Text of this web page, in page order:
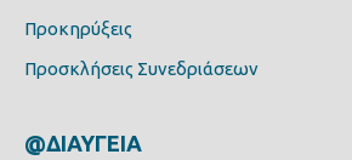
Προκηρύξεις
Προσκλήσεις Συνεδριάσεων
@ΔΙΑΥΓΕΙΑ